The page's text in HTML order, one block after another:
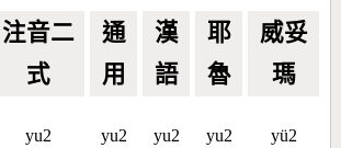
注音二
式
通
用
漢
語
耶
魯
威妥
瑪
yu2
yu2
yu2
yu2
yü2